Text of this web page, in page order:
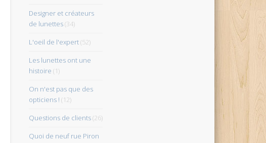
Designer et créateurs
de lunettes(34)
L'oeil de l'expert(52)
Les lunettes ont une
histoire (1)
On n'est pas que des
opticiens ! (12)
Questions de clients(26)
Quoi de neuf rue Piron